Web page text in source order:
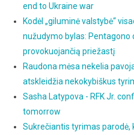
end to Ukraine war
Kodėl „giluminė valstybė“
nužudymo bylas:
provokuojančią priežastį
Raudona mėsa nekelia
atskleidžia nekokybiškus
Sasha Latypova - RFK Jr.
tomorrow
Sukrečiantis tyrimas